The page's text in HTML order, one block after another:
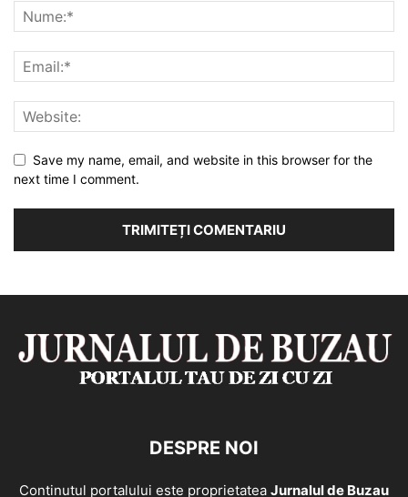
Save my name, email, and website in this browser for the
next time I comment.
DESPRE NOI
Continutul portalului este proprietatea Jurnalul de Buzau